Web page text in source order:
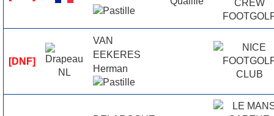
[DNF]
VAN
EEKERES
Herman